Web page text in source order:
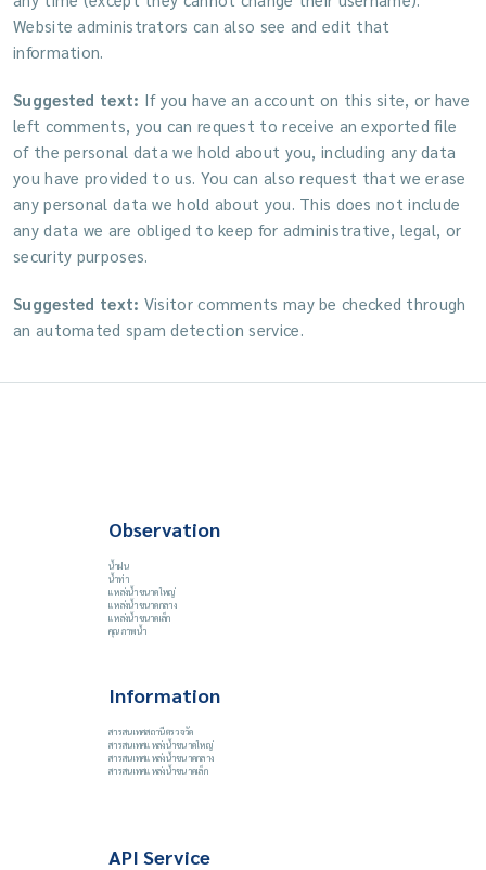
Website administrators can also see and edit that
information.
Suggested text: If you have an account on this site, or have
left comments, you can request to receive an exported file
of the personal data we hold about you, including any data
you have provided to us. You can also request that we erase
any personal data we hold about you. This does not include
any data we are obliged to keep for administrative, legal, or
security purposes.
Suggested text: Visitor comments may be checked through
an automated spam detection service.
Observation
น้ำฝน
น้ำท่า
แหล่งน้ำขนาดใหญ่
แหล่งน้ำขนาดกลาง
แหล่งน้ำขนาดเล็ก
คุณภาพน้ำ
Information
สารสนเทศสถานีตรวจวัด
สารสนเทศแหล่งน้ำขนาดใหญ่
สารสนเทศแหล่งน้ำขนาดกลาง
สารสนเทศแหล่งน้ำขนาดเล็ก
API Service